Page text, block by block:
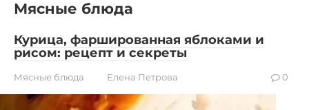
Мясные блюда
Курица, фаршированная яблоками и
рисом: рецепт и секреты
Мясные блюда Елена Петрова 0